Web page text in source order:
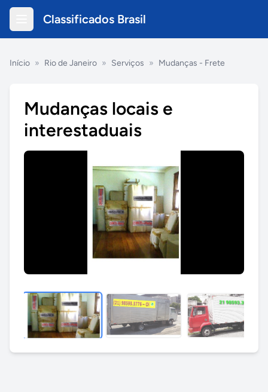
Classificados Brasil
Início » Rio de Janeiro » Serviços » Mudanças - Frete
Mudanças locais e
interestaduais